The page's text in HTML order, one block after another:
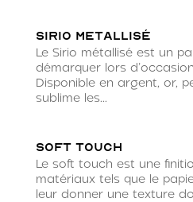
Sirio metallisé
Le Sirio métallisé est un
démarquer lors
Disponible en argent, or,
sublime les...
Soft Touch
Le soft touch est une
matériaux tels que le
leur donner une texture